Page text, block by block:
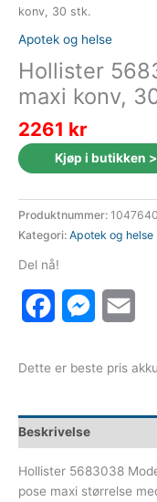
konv, 30 stk.
Apotek og helse
Hollister
maxi konv,
2261 kr
Kjøp i butikken >
Produktnummer:
Kategori: Apotek og helse
Del nå!
Facebook
Dette er beste pris
Beskrivelse
Hollister 5683038
pose maxi størrelse